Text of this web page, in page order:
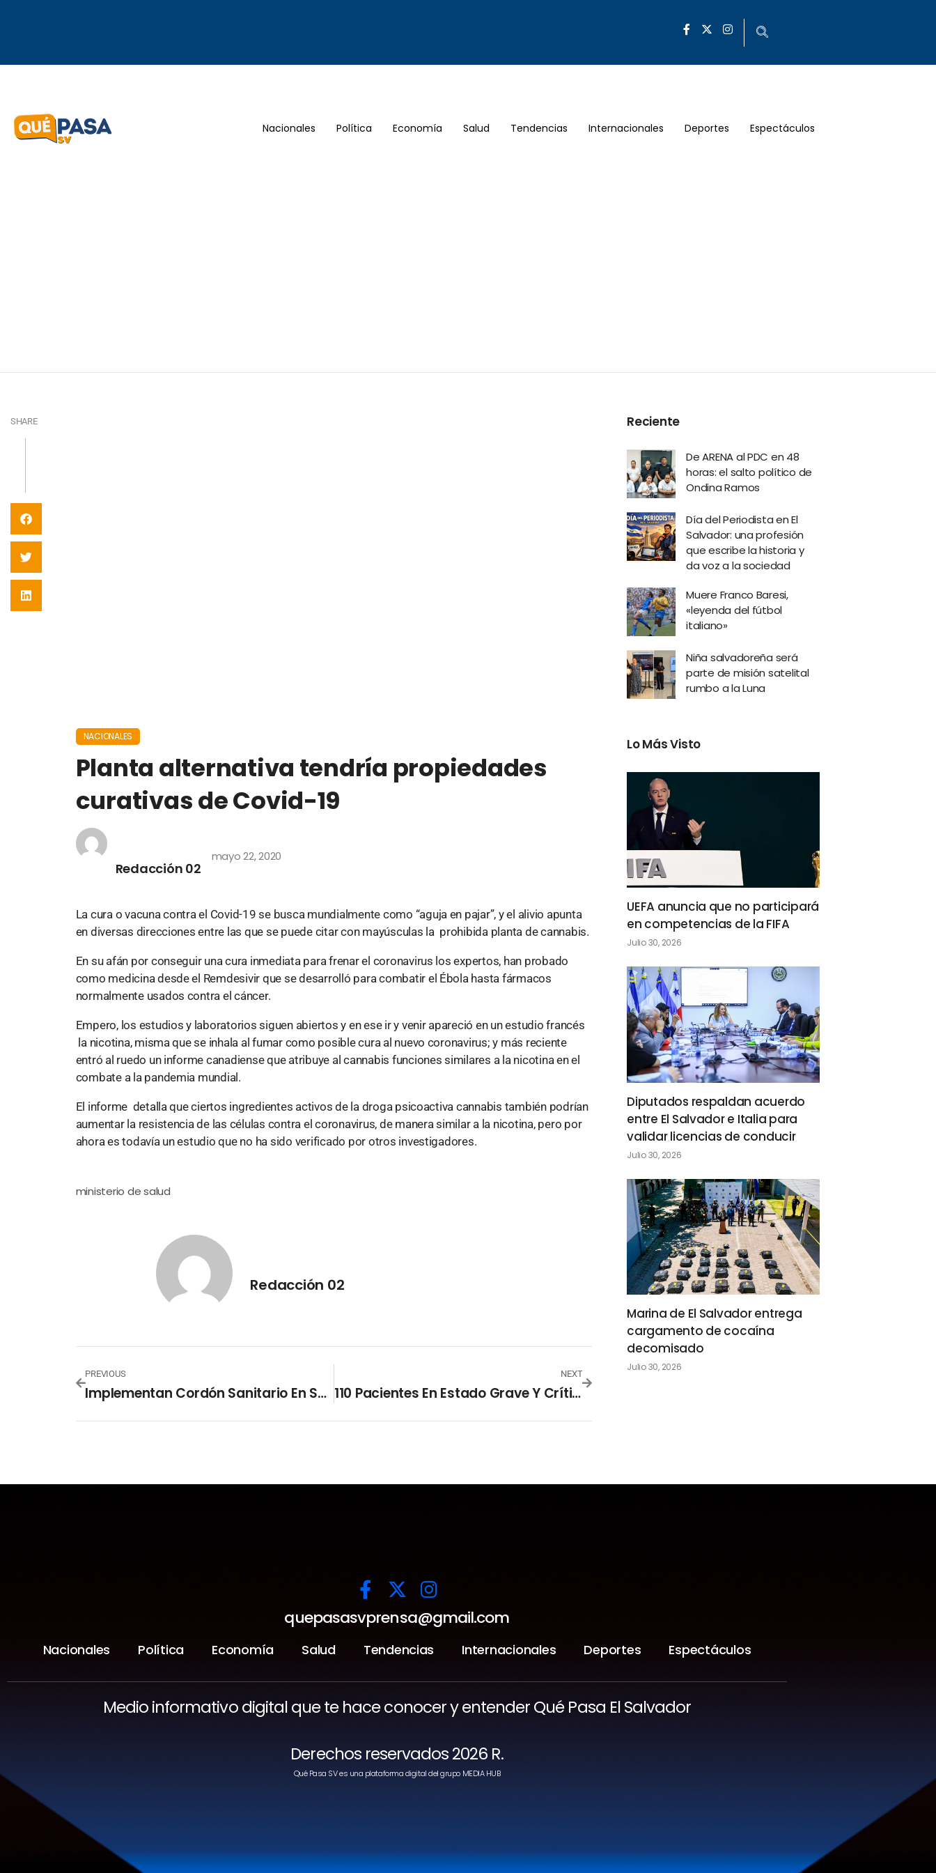
Nacionales Política Economía Salud Tendencias Internacionales Deportes Espectáculos
SHARE
NACIONALES
Planta alternativa tendría propiedades
curativas de Covid-19
Redacción 02
mayo 22, 2020
La cura o vacuna contra el Covid-19 se busca mundialmente como “aguja en pajar”, y el alivio apunta
en diversas direcciones entre las que se puede citar con mayúsculas la prohibida planta de cannabis.
En su afán por conseguir una cura inmediata para frenar el coronavirus los expertos, han probado
como medicina desde el Remdesivir que se desarrolló para combatir el Ébola hasta fármacos
normalmente usados contra el cáncer.
Empero, los estudios y laboratorios siguen abiertos y en ese ir y venir apareció en un estudio francés
la nicotina, misma que se inhala al fumar como posible cura al nuevo coronavirus; y más reciente
entró al ruedo un informe canadiense que atribuye al cannabis funciones similares a la nicotina en el
combate a la pandemia mundial.
El informe detalla que ciertos ingredientes activos de la droga psicoactiva cannabis también podrían
aumentar la resistencia de las células contra el coronavirus, de manera similar a la nicotina, pero por
ahora es todavía un estudio que no ha sido verificado por otros investigadores.
ministerio de salud
Redacción 02
PREVIOUS
Implementan Cordón Sanitario En Santa Ana
NEXT
110 Pacientes En Estado Grave Y Crítico Por Coronavirus
Reciente
De ARENA al PDC en 48
horas: el salto político de
Ondina Ramos
Día del Periodista en El
Salvador: una profesión
que escribe la historia y
da voz a la sociedad
Muere Franco Baresi,
«leyenda del fútbol
italiano»
Niña salvadoreña será
parte de misión satelital
rumbo a la Luna
Lo Más Visto
UEFA anuncia que no participará
en competencias de la FIFA
Julio 30, 2026
Diputados respaldan acuerdo
entre El Salvador e Italia para
validar licencias de conducir
Julio 30, 2026
Marina de El Salvador entrega
cargamento de cocaína
decomisado
Julio 30, 2026
quepasasvprensa@gmail.com
Nacionales Política Economía Salud Tendencias Internacionales Deportes Espectáculos
Medio informativo digital que te hace conocer y entender Qué Pasa El Salvador
Derechos reservados 2026 R.
Qué Pasa SV es una plataforma digital del grupo MEDIA HUB